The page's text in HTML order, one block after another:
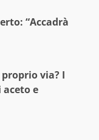
“Accadrà
via? I
e